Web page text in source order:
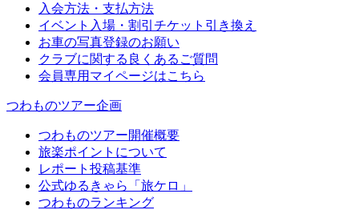
入会方法・支払方法
イベント入場・割引チケット引き換え
お車の写真登録のお願い
クラブに関する良くあるご質問
会員専用マイページはこちら
つわものツアー企画
つわものツアー開催概要
旅楽ポイントについて
レポート投稿基準
公式ゆるきゃら「旅ケロ」
つわものランキング